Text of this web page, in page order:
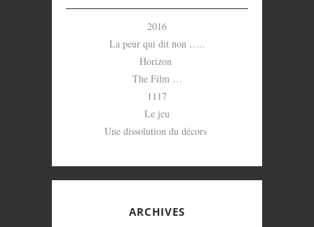
2016
La peur qui dit non …..
Horizon
The Film …
1117
Le jeu
Une dissolution du décors
ARCHIVES